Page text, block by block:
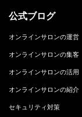
公式ブログ
オンラインサロンの運営
オンラインサロンの集客
オンラインサロンの活用
オンラインサロンの紹介
セキュリティ対策